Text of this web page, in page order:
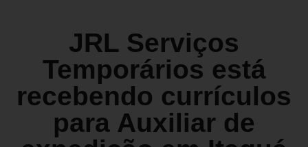
JRL Serviços
Temporários está
recebendo currículos
para Auxiliar de